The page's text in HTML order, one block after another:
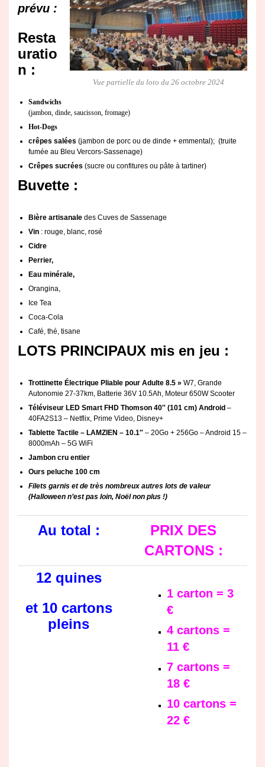
Vue partielle du loto du 26 octobre 2024
prévu :
Resta
uratio
n :
Sandwichs
(jambon, dinde, saucisson, fromage)
Hot-Dogs
crêpes salées (jambon de porc ou de dinde + emmental); (truite
fumée au Bleu Vercors-Sassenage)
Crêpes sucrées (sucre ou confitures ou pâte à tartiner)
Buvette :
Bière artisanale des Cuves de Sassenage
Vin : rouge, blanc, rosé
Cidre
Perrier,
Eau minérale,
Orangina,
Ice Tea
Coca-Cola
Café, thé, tisane
LOTS PRINCIPAUX mis en jeu :
Trottinette Électrique Pliable pour Adulte 8.5 » W7, Grande
Autonomie 27-37km, Batterie 36V 10.5Ah, Moteur 650W Scooter
Téléviseur LED Smart FHD Thomson 40″ (101 cm) Android –
40FA2S13 – Netflix, Prime Video, Disney+
Tablette Tactile – LAMZIEN – 10.1″ – 20Go + 256Go – Android 15 –
8000mAh – 5G WiFi
Jambon cru entier
Ours peluche 100 cm
Filets garnis et de très nombreux autres lots de valeur
(Halloween n’est pas loin, Noël non plus !)
Au total :
PRIX DES
CARTONS :
12 quines
et 10 cartons
pleins
1 carton = 3
€
4 cartons =
11 €
7 cartons =
18 €
10 cartons =
22 €